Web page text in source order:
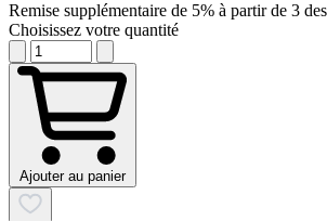
Remise supplémentaire de 5% à partir de 3
Choisissez votre quantité
Ajouter au panier